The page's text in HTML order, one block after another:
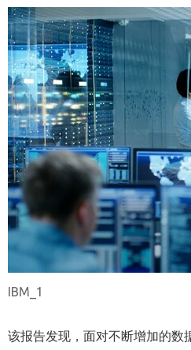
IBM_1
该报告发现，面对不断增加的数